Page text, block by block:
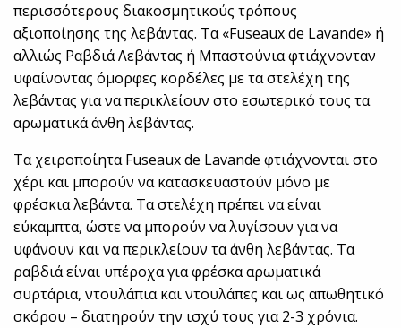
περισσότερους διακοσμητικούς τρόπους
αξιοποίησης της λεβάντας. Τα «Fuseaux de Lavande» ή
αλλιώς Ραβδιά Λεβάντας ή Μπαστούνια φτιάχνονταν
υφαίνοντας όμορφες κορδέλες με τα στελέχη της
λεβάντας για να περικλείουν στο εσωτερικό τους τα
αρωματικά άνθη λεβάντας.
Τα χειροποίητα Fuseaux de Lavande φτιάχνονται στο
χέρι και μπορούν να κατασκευαστούν μόνο με
φρέσκια λεβάντα. Τα στελέχη πρέπει να είναι
εύκαμπτα, ώστε να μπορούν να λυγίσουν για να
υφάνουν και να περικλείουν τα άνθη λεβάντας. Τα
ραβδιά είναι υπέροχα για φρέσκα αρωματικά
συρτάρια, ντουλάπια και ντουλάπες και ως απωθητικό
σκόρου – διατηρούν την ισχύ τους για 2-3 χρόνια.